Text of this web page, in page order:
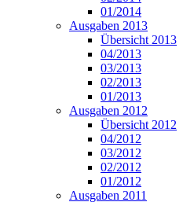
01/2014
Ausgaben 2013
Übersicht 2013
04/2013
03/2013
02/2013
01/2013
Ausgaben 2012
Übersicht 2012
04/2012
03/2012
02/2012
01/2012
Ausgaben 2011